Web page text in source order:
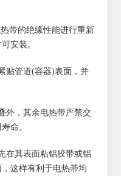
带的绝缘性能进行重新
安装。
管道(容器)表面，并
，其余电热带严禁交
命。
其表面粘铝胶带或铝
这样有利于电热带均